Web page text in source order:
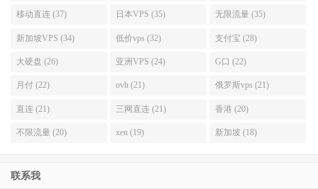
移动直连 (37) 日本VPS (35) 无限流量 (35)
新加坡VPS (34) 低价vps (32) 支付宝 (28)
大硬盘 (26) 亚洲VPS (24) G口 (22)
月付 (22) ovh (21) 俄罗斯vps (21)
直连 (21) 三网直连 (21) 香港 (20)
不限流量 (20) xen (19) 新加坡 (18)
联系我